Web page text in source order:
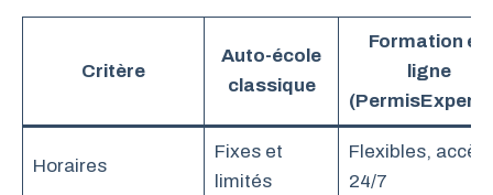
Critère
Auto-école
classique
Formation en
ligne
Horaires
Fixes et
limités
Flexibles, accès
24/7